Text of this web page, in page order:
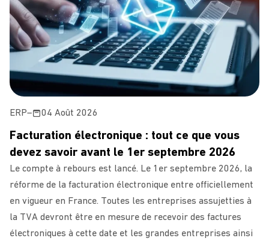
ERP– 04 Août 2026
Facturation électronique : tout ce que vous
devez savoir avant le 1er septembre 2026
Le compte à rebours est lancé. Le 1er septembre 2026, la
réforme de la facturation électronique entre officiellement
en vigueur en France. Toutes les entreprises assujetties à
la TVA devront être en mesure de recevoir des factures
électroniques à cette date et les grandes entreprises ainsi